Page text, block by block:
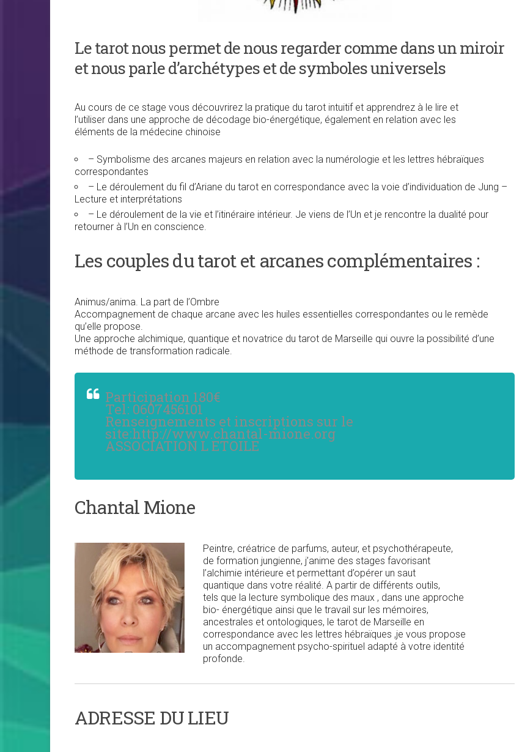
Le tarot nous permet de nous regarder comme dans un miroir
et nous parle d’archétypes et de symboles universels
Au cours de ce stage vous découvrirez la pratique du tarot intuitif et apprendrez à le lire et
l’utiliser dans une approche de décodage bio-énergétique, également en relation avec les
éléments de la médecine chinoise
– Symbolisme des arcanes majeurs en relation avec la numérologie et les lettres hébraïques
correspondantes
– Le déroulement du fil d’Ariane du tarot en correspondance avec la voie d’individuation de Jung –
Lecture et interprétations
– Le déroulement de la vie et l’itinéraire intérieur. Je viens de l’Un et je rencontre la dualité pour
retourner à l’Un en conscience.
Les couples du tarot et arcanes complémentaires :
Animus/anima. La part de l’Ombre
Accompagnement de chaque arcane avec les huiles essentielles correspondantes ou le remède
qu’elle propose.
Une approche alchimique, quantique et novatrice du tarot de Marseille qui ouvre la possibilité d’une
méthode de transformation radicale.
Participation 180€
Tel: 0607456101
Renseignements et inscriptions sur le
site:http://www.chantal-mione.org
ASSOCIATION L ETOILE
Chantal Mione
Peintre, créatrice de parfums, auteur, et psychothérapeute,
de formation jungienne, j’anime des stages favorisant
l’alchimie intérieure et permettant d’opérer un saut
quantique dans votre réalité. A partir de différents outils,
tels que la lecture symbolique des maux , dans une approche
bio- énergétique ainsi que le travail sur les mémoires,
ancestrales et ontologiques, le tarot de Marseille en
correspondance avec les lettres hébraïques ,je vous propose
un accompagnement psycho-spirituel adapté à votre identité
profonde.
ADRESSE DU LIEU
pour être tenu au courant des actualités de Quartzprod.com
(conférences, stages, formations en ligne, articles..)
Cochez les cases qui vous intéressent
Lettres HEBDOMADAIRES
Lettres pour les PROFESSIONNELS
Laissez-nous votre courriel !